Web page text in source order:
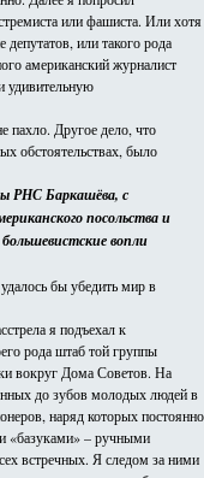
или фашиста. Или хотя
или такого рода
американский журналист
удивительную
пахло. Другое дело, что
обстоятельствах, было
РНС Баркашёва, с
посольства и
вопли
бы убедить мир в
я подъехал к
рода штаб той группы
вокруг Дома Советов. На
до зубов молодых людей в
наряд которых постоянно
«базуками» – ручными
встречных. Я следом за ними